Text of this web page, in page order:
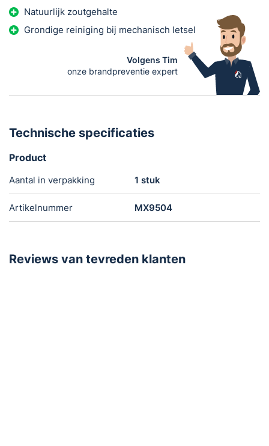
Natuurlijk zoutgehalte
Grondige reiniging bij mechanisch letsel
Volgens Tim
onze brandpreventie expert
Technische specificaties
Product
Aantal in verpakking 1 stuk
Artikelnummer MX9504
Reviews van tevreden klanten